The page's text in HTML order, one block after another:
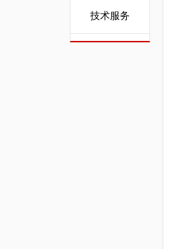
技术服务